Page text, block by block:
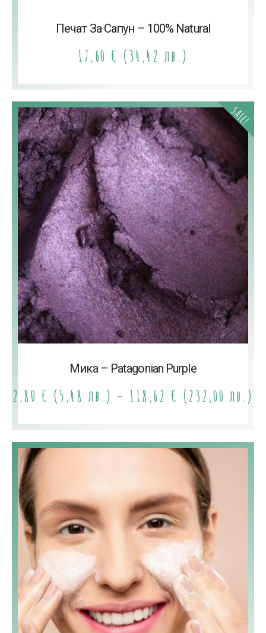
Печат За Сапун – 100% Natural
17,60 € (34,42 лв.)
SALE!
Мика – Patagonian Purple
2,80 € (5,48 лв.) – 118,62 € (232,00 лв.)